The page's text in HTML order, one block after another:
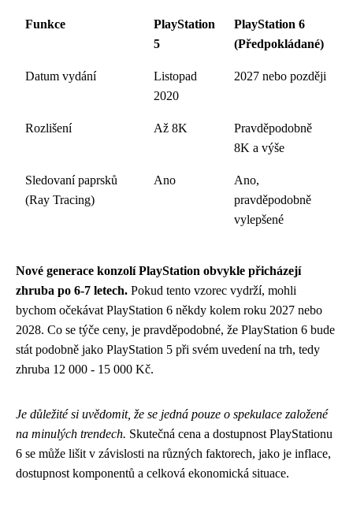
Funkce
PlayStation
5
PlayStation 6
(Předpokládané)
Datum vydání
Listopad
2020
2027 nebo později
Rozlišení Až 8K
Pravděpodobně
8K a výše
Sledovaní paprsků
(Ray Tracing)
Ano
Ano,
pravděpodobně
vylepšené
Nové generace konzolí PlayStation obvykle přicházejí
zhruba po 6-7 letech. Pokud tento vzorec vydrží, mohli
bychom očekávat PlayStation 6 někdy kolem roku 2027 nebo
2028. Co se týče ceny, je pravděpodobné, že PlayStation 6 bude
stát podobně jako PlayStation 5 při svém uvedení na trh, tedy
zhruba 12 000 - 15 000 Kč.
Je důležité si uvědomit, že se jedná pouze o spekulace založené
na minulých trendech. Skutečná cena a dostupnost PlayStationu
6 se může lišit v závislosti na různých faktorech, jako je inflace,
dostupnost komponentů a celková ekonomická situace.